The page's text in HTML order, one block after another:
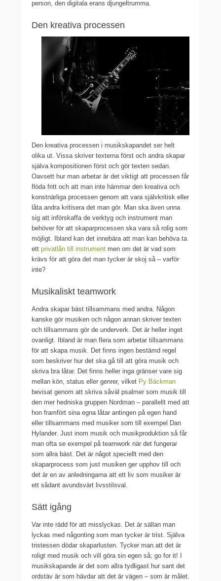
person, den digitala erans djungeltrumma.
Den kreativa processen
Den kreativa processen i musikskapandet ser helt
olika ut. Vissa skriver texterna först och andra skapar
själva kompositionen först och gör texten sedan.
Oavsett hur man arbetar är det viktigt att processen får
flöda fritt och att man inte hämmar den kreativa och
konstnärliga processen genom att vara självkritisk eller
låta andra kritisera det man gör. Man ska även unna
sig att införskaffa de verktyg och instrument man
behöver för att skaparprocessen ska vara så rolig som
möjligt. Ibland kan det innebära att man kan behöva ta
ett privatlån till instrument men om det är vad som
krävs för att göra det man tycker är skoj så – varför
inte?
Musikaliskt teamwork
Andra skapar bäst tillsammans med andra. Någon
kanske gör musiken och någon annan skriver texten
och tillsammans gör de underverk. Det är heller inget
ovanligt. Ibland är man flera som arbetar tillsammans
för att skapa musik. Det finns ingen bestämd regel
som beskriver hur det ska gå till att göra musik och
skriva bra låtar. Det finns heller inga gränser vare sig
mellan kön, status eller genrer, vilket Py Bäckman
bevisat genom att skriva såväl psalmer som musik till
den mer hedniska gruppen Nordman – parallellt med att
hon framfört sina egna låtar antingen på egen hand
eller tillsammans med musiker som till exempel Dan
Hylander. Just inom musik och musikproduktion så får
man ofta se exempel på teamwork när det fungerar
som allra bäst. Det är något speciellt med den
skaparprocess som just musiken ger upphov till och
det är en av anledningarna att ett liv som musiker är
ett sådant avundsvärt livsstilsval.
Sätt igång
Var inte rädd för att misslyckas. Det är sällan man
lyckas med någonting som man tycker är trist. Själva
tristessen dödar skaparlusten. Tycker man att det är
roligt med musik och vill göra sin egen så; go for it! I
musikskapande är det som allra tydligast hur sant det
ordstäv är som hävdar att det är vägen – som är målet.